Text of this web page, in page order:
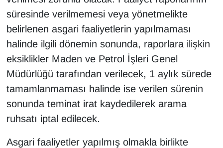
süresinde verilmemesi veya yönetmelikte
belirlenen asgari faaliyetlerin yapılmaması
halinde ilgili dönemin sonunda, raporlara ilişkin
eksiklikler Maden ve Petrol İşleri Genel
Müdürlüğü tarafından verilecek, 1 aylık sürede
tamamlanmaması halinde ise verilen sürenin
sonunda teminat irat kaydedilerek arama
ruhsatı iptal edilecek.
Asgari faaliyetler yapılmış olmakla birlikte